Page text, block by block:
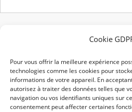
Cookie
Pour vous offrir la meilleure expérience
technologies comme les cookies pour
informations de votre appareil. En
autorisez à traiter des données telles que
navigation ou vos identifiants uniques sur
consentement peut affecter certaines